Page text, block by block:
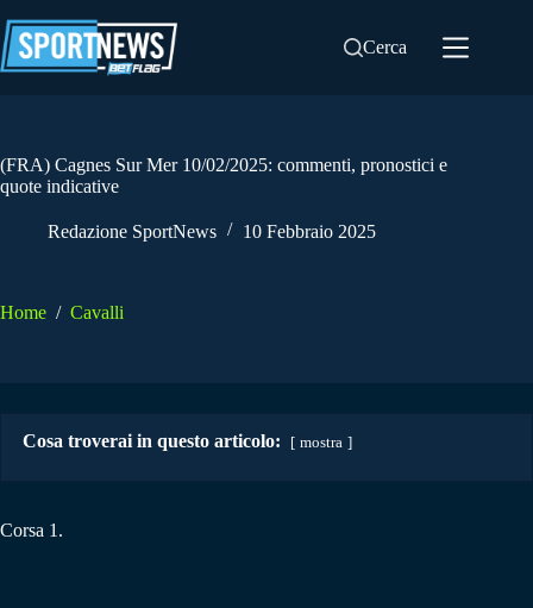
al
contenuto
Cerca
(FRA) Cagnes Sur Mer 10/02/2025: commenti, pronostici e
quote indicative
Redazione SportNews 10 Febbraio 2025
Home / Cavalli
Cosa troverai in questo articolo: mostra
Corsa 1.